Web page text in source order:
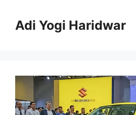
contentAdi Yogi Haridwar